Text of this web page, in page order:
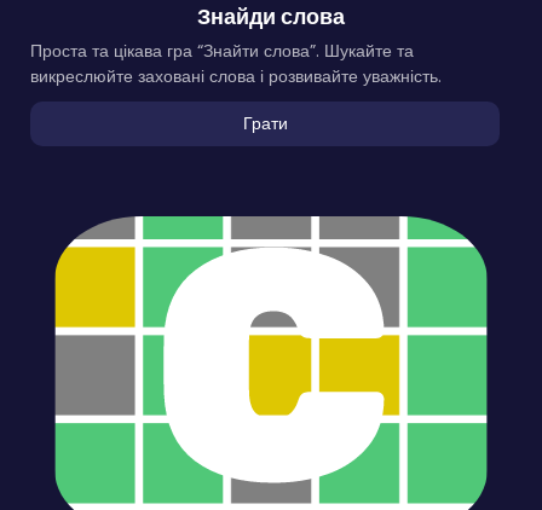
Знайди слова
Проста та цікава гра “Знайти слова”. Шукайте та
викреслюйте заховані слова і розвивайте уважність.
Грати